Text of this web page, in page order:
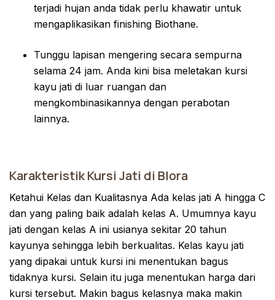
terjadi hujan anda tidak perlu khawatir untuk
mengaplikasikan finishing Biothane.
Tunggu lapisan mengering secara sempurna
selama 24 jam. Anda kini bisa meletakan kursi
kayu jati di luar ruangan dan
mengkombinasikannya dengan perabotan
lainnya.
Karakteristik Kursi Jati di Blora
Ketahui Kelas dan Kualitasnya Ada kelas jati A hingga C
dan yang paling baik adalah kelas A. Umumnya kayu
jati dengan kelas A ini usianya sekitar 20 tahun
kayunya sehingga lebih berkualitas. Kelas kayu jati
yang dipakai untuk kursi ini menentukan bagus
tidaknya kursi. Selain itu juga menentukan harga dari
kursi tersebut. Makin bagus kelasnya maka makin